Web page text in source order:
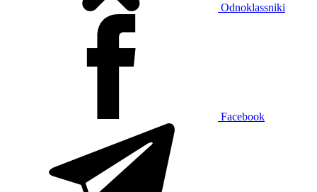
Odnoklassniki
Facebook